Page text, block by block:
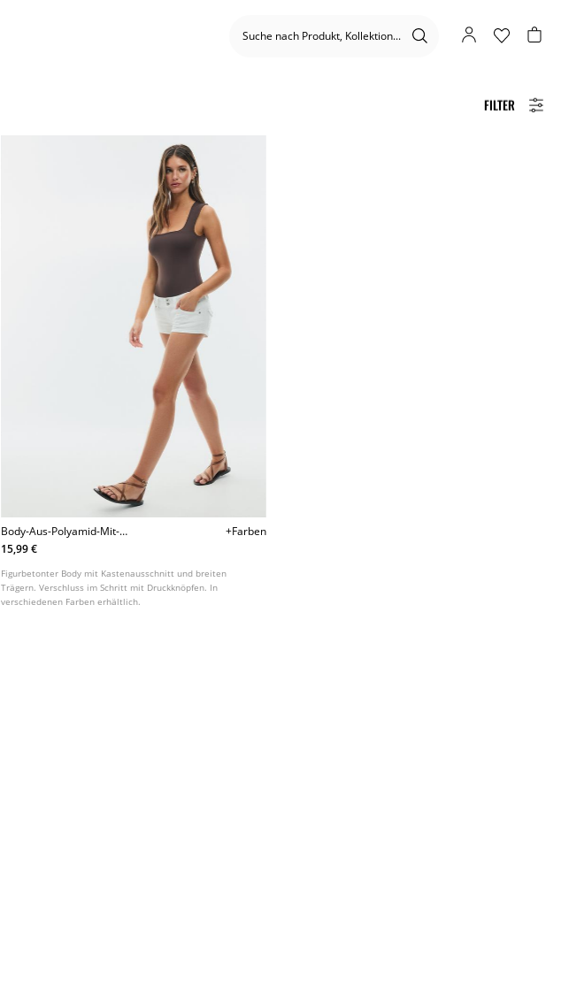
FILTER
Body-Aus-Polyamid-Mit-
Kastenausschnitt
+Farben
15,99 €
Figurbetonter Body mit Kastenausschnitt und breiten
Trägern. Verschluss im Schritt mit Druckknöpfen. In
verschiedenen Farben erhältlich.